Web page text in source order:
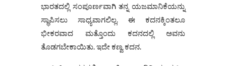
ಭಾರತದಲ್ಲಿ ಸಂಪೂರ್ಣವಾಗಿ ತನ್ನ ಯಜಮಾನಿಕೆಯನ್ನು
ಸ್ಥಾಪಿಸಲು ಸಾಧ್ಯವಾಗಲಿಲ್ಲ. ಈ ಕದನಕ್ಕಿಂತಲೂ
ಭೀಕರವಾದ ಮತ್ತೊಂದು ಕದನದಲ್ಲಿ ಅವನು
ತೊಡಗಬೇಕಾಯಿತು. ಇದೇ ಕಣ್ವ ಕದನ.